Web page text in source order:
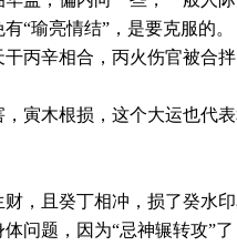
“瑜亮情结”，是要克服的。
丙辛相合，丙火伤官被合
寅木根损，这个大运也代
，且癸丁相冲，损了癸水
问题，因为“忌神辗转攻”